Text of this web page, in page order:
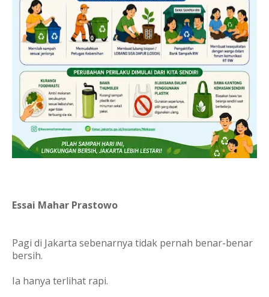
Essai Mahar Prastowo
Pagi di Jakarta sebenarnya tidak pernah benar-benar
bersih.
Ia hanya terlihat rapi.